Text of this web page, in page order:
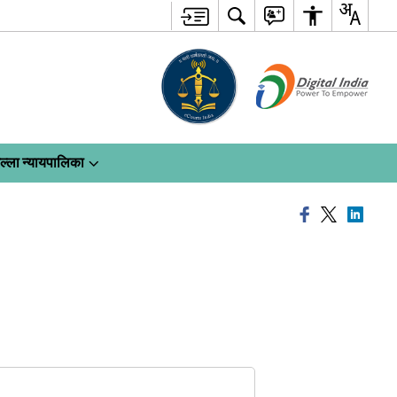
न्यायपालिका